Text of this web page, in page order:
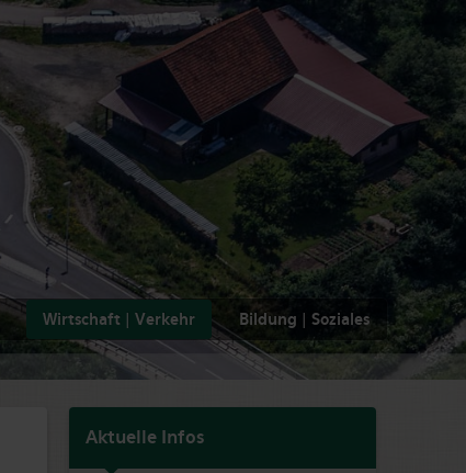
Wirtschaft | Verkehr Bildung | Soziales
Aktuelle Infos